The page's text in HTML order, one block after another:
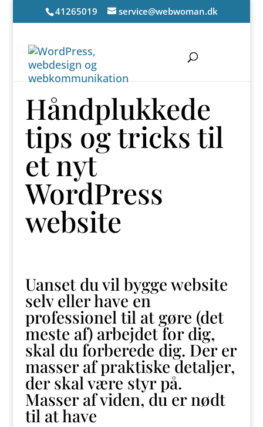
41265019 service@webwoman.dk
Håndplukkede
tips og tricks til
et nyt
WordPress
website
Uanset du vil bygge website
selv eller have en
professionel til at gøre (det
meste af) arbejdet for dig,
skal du forberede dig. Der er
masser af praktiske detaljer,
der skal være styr på.
Masser af viden, du er nødt
til at have